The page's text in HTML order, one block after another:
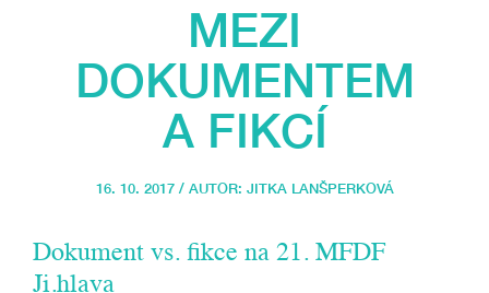
MEZI
DOKUMENTEM
A FIKCÍ
16. 10. 2017 / AUTOR: JITKA LANŠPERKOVÁ
Dokument vs. fikce na 21. MFDF
Ji.hlava